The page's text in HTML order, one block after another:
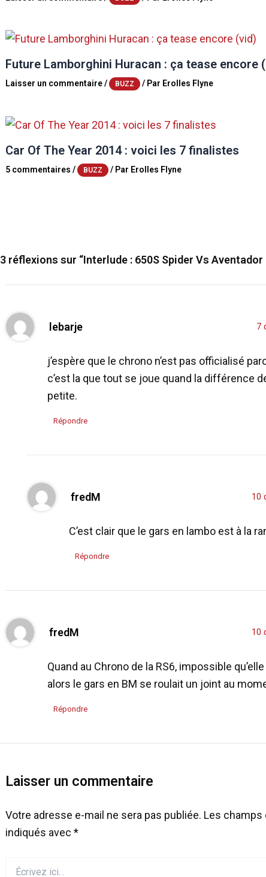
Future Lamborghini Huracan : ça tease encore
Laisser un commentaire/ BUZZ / Par Erolles Flyne
Car Of The Year 2014 : voici les 7 finalistes
5 commentaires / BUZZ / Par Erolles Flyne
3 réflexions sur “Interlude : 650S Spider Vs Aventador
lebarje 7
j’espère que le chrono n’est pas officialisé
c’est la que tout se joue quand la différence
petite.
Répondre
fredM 10
C’est clair que le gars en lambo est à la
Répondre
fredM 10
Quand au Chrono de la RS6, impossible
alors le gars en BM se roulait un joint au
Répondre
Laisser un commentaire
Votre adresse e-mail ne sera pas publiée. Les
indiqués avec *
ici…